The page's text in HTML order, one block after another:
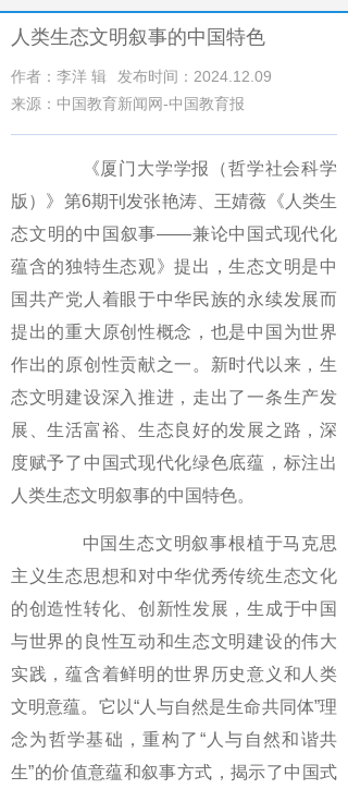
人类生态文明叙事的中国特色
作者：李洋 辑
发布时间：2024.12.09
来源：中国教育新闻网-中国教育报
《厦门大学学报（哲学社会科学
版）》第6期刊发张艳涛、王婧薇《人类生
态文明的中国叙事——兼论中国式现代化
蕴含的独特生态观》提出，生态文明是中
国共产党人着眼于中华民族的永续发展而
提出的重大原创性概念，也是中国为世界
作出的原创性贡献之一。新时代以来，生
态文明建设深入推进，走出了一条生产发
展、生活富裕、生态良好的发展之路，深
度赋予了中国式现代化绿色底蕴，标注出
人类生态文明叙事的中国特色。
中国生态文明叙事根植于马克思
主义生态思想和对中华优秀传统生态文化
的创造性转化、创新性发展，生成于中国
与世界的良性互动和生态文明建设的伟大
实践，蕴含着鲜明的世界历史意义和人类
文明意蕴。它以“人与自然是生命共同体”理
念为哲学基础，重构了“人与自然和谐共
生”的价值意蕴和叙事方式，揭示了中国式